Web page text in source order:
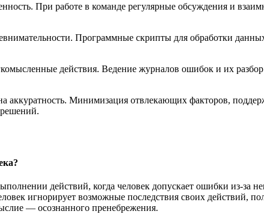
При работе в команде регулярные обсуждения и
Программные скрипты для обработки
действия. Ведение журналов ошибок и их
аккуратность. Минимизация отвлекающих факторов,
действий, когда человек допускает ошибки из-за
игнорирует возможные последствия своих действий,
— осознанного пренебрежения.